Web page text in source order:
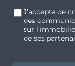
Accès rapide
Aéroport de
minutes.
J’accepte de
des
sur
de ses